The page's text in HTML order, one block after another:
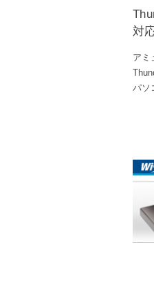
対
アミ
パソ